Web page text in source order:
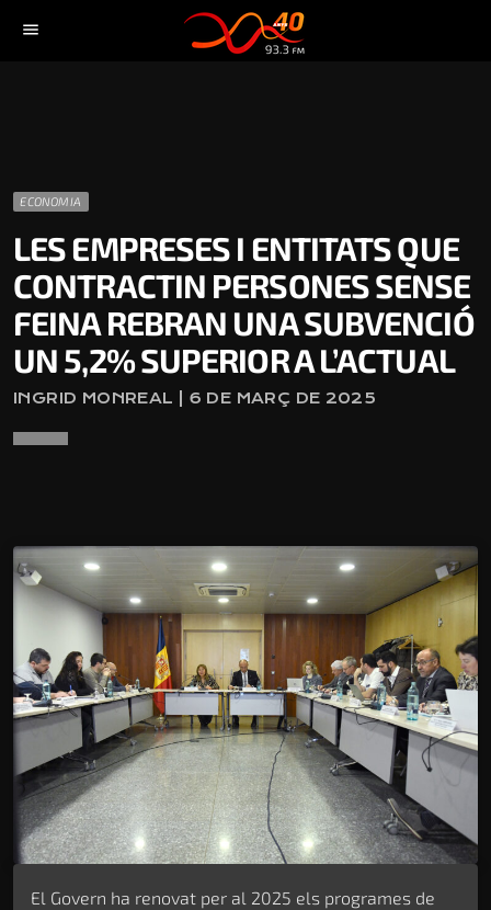
menu
ECONOMIA
LES EMPRESES I ENTITATS QUE
CONTRACTIN PERSONES SENSE
FEINA REBRAN UNA SUBVENCIÓ
UN 5,2% SUPERIOR A L’ACTUAL
INGRID MONREAL | 6 DE MARÇ DE 2025
El Govern ha renovat per al 2025 els programes de